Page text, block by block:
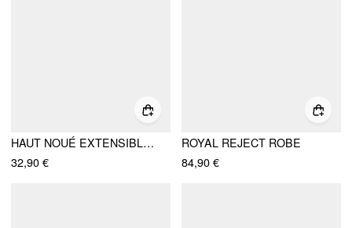
HAUT NOUÉ EXTENSIBLE COL V BORD DENTELLE
32,90 €
ROYAL REJECT ROBE
84,90 €